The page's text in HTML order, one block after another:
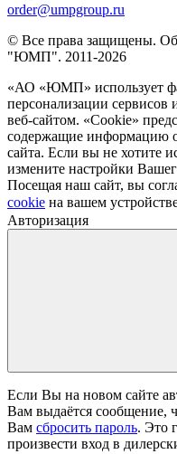
order@umpgroup.ru
© Все права защищены.
"ЮМП". 2011-2026
«АО «ЮМП» использует
персонализации сервисов
веб-сайтом. «Cookie»
содержащие информацию
сайта. Если вы не хотите
измените настройки
Посещая наш сайт, вы
cookie на вашем
Авторизация
Если Вы на новом сайте
Вам выдаётся сообщение,
Вам сбросить пароль. Это
произвести вход в